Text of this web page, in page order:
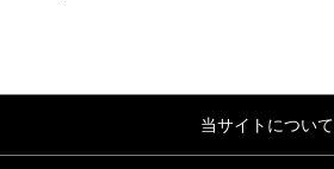
当サイトについて